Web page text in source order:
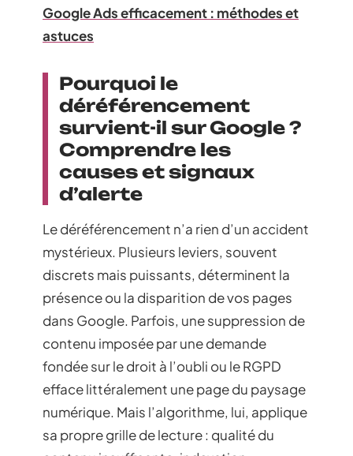
Google Ads efficacement : méthodes et
astuces
Pourquoi le
déréférencement
survient-il sur Google ?
Comprendre les
causes et signaux
d’alerte
Le déréférencement n’a rien d’un accident
mystérieux. Plusieurs leviers, souvent
discrets mais puissants, déterminent la
présence ou la disparition de vos pages
dans Google. Parfois, une suppression de
contenu imposée par une demande
fondée sur le droit à l’oubli ou le RGPD
efface littéralement une page du paysage
numérique. Mais l’algorithme, lui, applique
sa propre grille de lecture : qualité du